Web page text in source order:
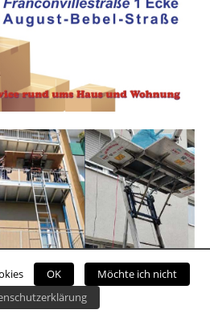
OK
Möchte ich nicht